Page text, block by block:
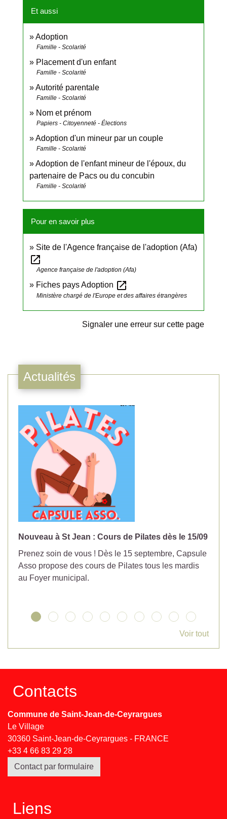
Et aussi
Adoption
Famille - Scolarité
Placement d'un enfant
Famille - Scolarité
Autorité parentale
Famille - Scolarité
Nom et prénom
Papiers - Citoyenneté - Élections
Adoption d'un mineur par un couple
Famille - Scolarité
Adoption de l'enfant mineur de l'époux, du
partenaire de Pacs ou du concubin
Famille - Scolarité
Pour en savoir plus
Site de l'Agence française de l'adoption (Afa)
open_in_new
Agence française de l'adoption (Afa)
Fiches pays Adoption open_in_new
Ministère chargé de l'Europe et des affaires étrangères
Signaler une erreur sur cette page
Actualités
Nouveau à St Jean : Cours de Pilates dès le 15/09
Prenez soin de vous ! Dès le 15 septembre, Capsule
Asso propose des cours de Pilates tous les mardis
au Foyer municipal.
Voir tout
Contacts
Commune de Saint-Jean-de-Ceyrargues
Le Village
30360 Saint-Jean-de-Ceyrargues - FRANCE
+33 4 66 83 29 28
Contact par formulaire
Liens